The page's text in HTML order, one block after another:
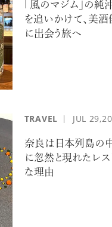
「風のマジム」の純
を追いかけて、美酒
に出会う旅へ
TRAVEL JUL
奈良は日本列島の
に忽然と現れたレス
な理由